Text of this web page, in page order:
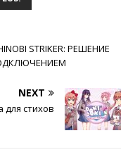
STRIKER: РЕШЕНИЕ
NEXT
для стихов